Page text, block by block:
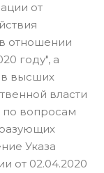
от
отношении
году", а
высших
власти
по вопросам
Указа
от 02.04.2020